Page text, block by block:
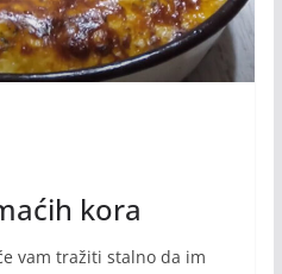
kora
vam tražiti stalno da im